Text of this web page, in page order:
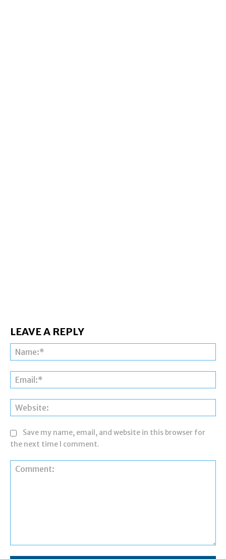
LEAVE A REPLY
Save my name, email, and website in this browser for
the next time I comment.